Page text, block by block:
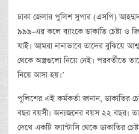
ঢাকা জেলার পুলিশ সুপার (এসপি)
৯৯৯-এর কলে ব্যাংকে ডাকাতি চেষ্টা ও
যাই। আমরা নানাভাবে তাদের বুঝিয়ে
থেকে অস্ত্রগুলো নিয়ে নেই। পরবর্তীতে
নিয়ে আসা হয়।’
পুলিশের এই কর্মকর্তা জানান,
বছর বয়সী। অন্যজনের বয়স ২২ বছর।
দেখে একটি ফ্যান্টাসি থেকে ডাকাতির